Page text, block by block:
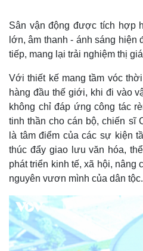
8
%
Sân vận động được tích hợp
lớn, âm thanh - ánh sáng hiện
tiếp, mang lại trải nghiệm thị
Với thiết kế mang tầm vóc
hàng đầu thế giới, khi đi vào
không chỉ đáp ứng công tác
tinh thần cho cán bộ, chiến sĩ
là tâm điểm của các sự kiện
thúc đẩy giao lưu văn hóa,
phát triển kinh tế, xã hội, nâng
nguyên vươn mình của dân tộc.